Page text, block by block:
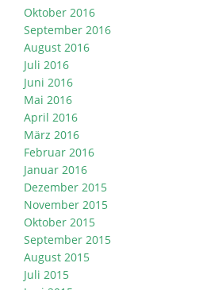
Oktober 2016
September 2016
August 2016
Juli 2016
Juni 2016
Mai 2016
April 2016
März 2016
Februar 2016
Januar 2016
Dezember 2015
November 2015
Oktober 2015
September 2015
August 2015
Juli 2015